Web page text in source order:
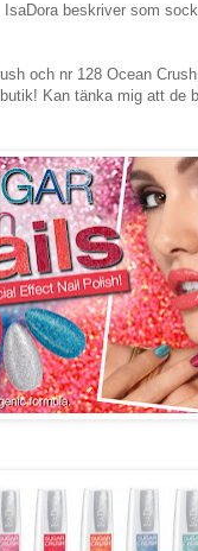
beskriver som
och nr 128 Ocean
Kan tänka mig att de